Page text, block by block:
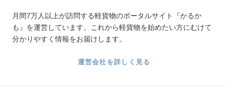
月間7万人以上が訪問する軽貨物のポータルサイト『かるか
も』を運営しています。これから軽貨物を始めたい方にむけて
分かりやすく情報をお届けします。
運営会社を詳しく見る